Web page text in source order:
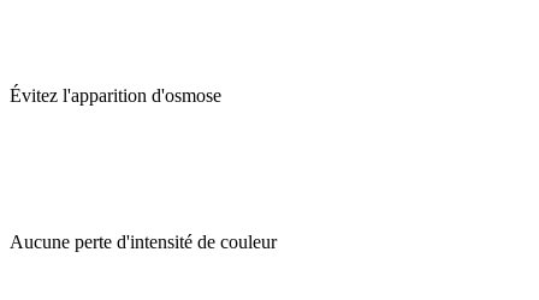
Évitez l'apparition d'osmose
Aucune perte d'intensité de couleur